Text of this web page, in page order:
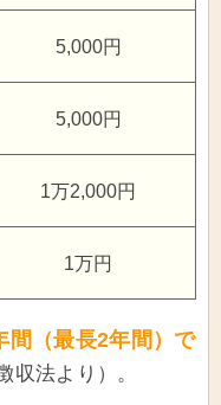
5,000円
5,000円
1万2,000円
1万円
間（最長2年間）で
収法より）。